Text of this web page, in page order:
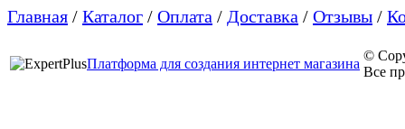
Главная / Каталог / Оплата / Доставка / Отзывы /
Платформа для создания интернет магазина
©
Все